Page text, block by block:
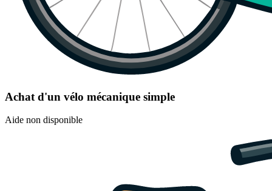
Achat d'un vélo mécanique simple
Aide non disponible